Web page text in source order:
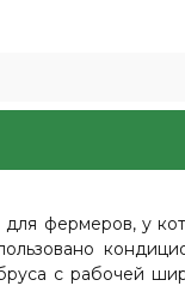
фермеров, у
с рабочей